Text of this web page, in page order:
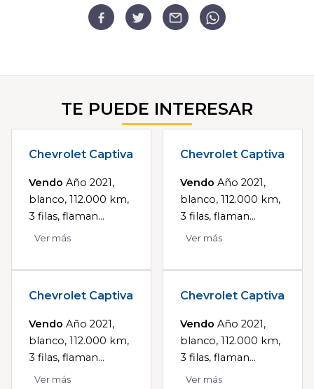
TE PUEDE INTERESAR
Chevrolet Captiva
Vendo Año 2021,
blanco, 112.000 km,
3 filas, flaman...
Ver más
Chevrolet Captiva
Vendo Año 2021,
blanco, 112.000 km,
3 filas, flaman...
Ver más
Chevrolet Captiva
Vendo Año 2021,
blanco, 112.000 km,
3 filas, flaman...
Ver más
Chevrolet Captiva
Vendo Año 2021,
blanco, 112.000 km,
3 filas, flaman...
Ver más